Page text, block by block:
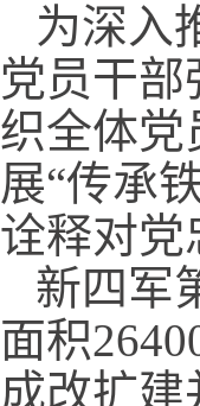
为深入
党员干
织全体党
展“传承
诠释对党
新四军
面积
成改扩建